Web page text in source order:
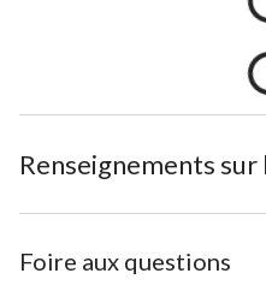
Renseignements sur
Foire aux questions